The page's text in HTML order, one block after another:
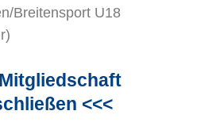
Breitensport U18
<<<